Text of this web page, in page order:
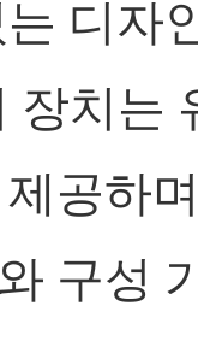
디자
장치는
공하
구성